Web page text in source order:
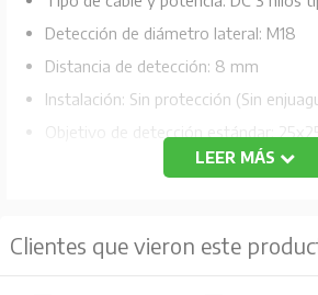
Detección de diámetro lateral: M18
Distancia de detección: 8 mm
Instalación: Sin protección (Sin
Objetivo de detección estándar:
Frecuencia de respuesta: 350Hz
Cable estándar/material: Cable
LEER MÁS
Clientes que vieron este